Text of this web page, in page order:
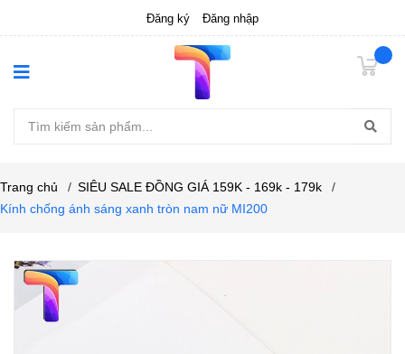
Đăng ký Đăng nhập
Trang chủ / SIÊU SALE ĐỒNG GIÁ 159K - 169k - 179k
/
Kính chống ánh sáng xanh tròn nam nữ MI200